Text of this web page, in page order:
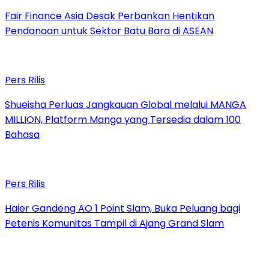
Fair Finance Asia Desak Perbankan Hentikan
Pendanaan untuk Sektor Batu Bara di ASEAN
Pers Rilis
Shueisha Perluas Jangkauan Global melalui MANGA
MILLION, Platform Manga yang Tersedia dalam 100
Bahasa
Pers Rilis
Haier Gandeng AO 1 Point Slam, Buka Peluang bagi
Petenis Komunitas Tampil di Ajang Grand Slam